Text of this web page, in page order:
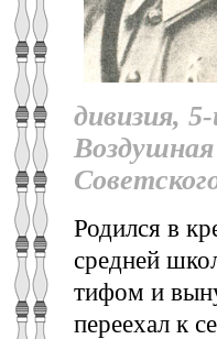
дивизия,
Родился в
средней
тифом и
переехал к